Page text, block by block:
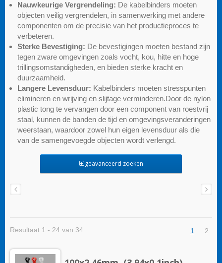
Nauwkeurige Vergrendeling: De kabelbinders moeten
objecten veilig vergrendelen, in samenwerking met andere
componenten om de precisie van het productieproces te
verbeteren.
Sterke Bevestiging: De bevestigingen moeten bestand zijn
tegen zware omgevingen zoals vocht, kou, hitte en hoge
trillingsomstandigheden, en bieden sterke kracht en
duurzaamheid.
Langere Levensduur: Kabelbinders moeten stresspunten
elimineren en wrijving en slijtage verminderen.Door de nylon
plastic tong te vervangen door een component van roestvrij
staal, kunnen de banden de tijd en omgevingsveranderingen
weerstaan, waardoor zowel hun eigen levensduur als die
van de samengevoegde objecten wordt verlengd.
geavanceerd zoeken
Resultaat 1 - 24 van 34 1 2